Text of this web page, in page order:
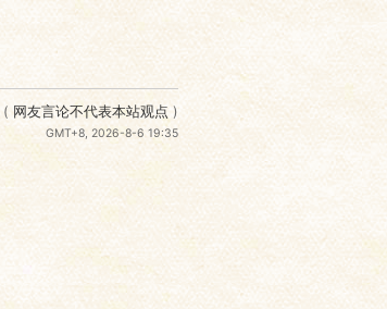
( 网友言论不代表本站观点 )
GMT+8, 2026-8-6 19:35